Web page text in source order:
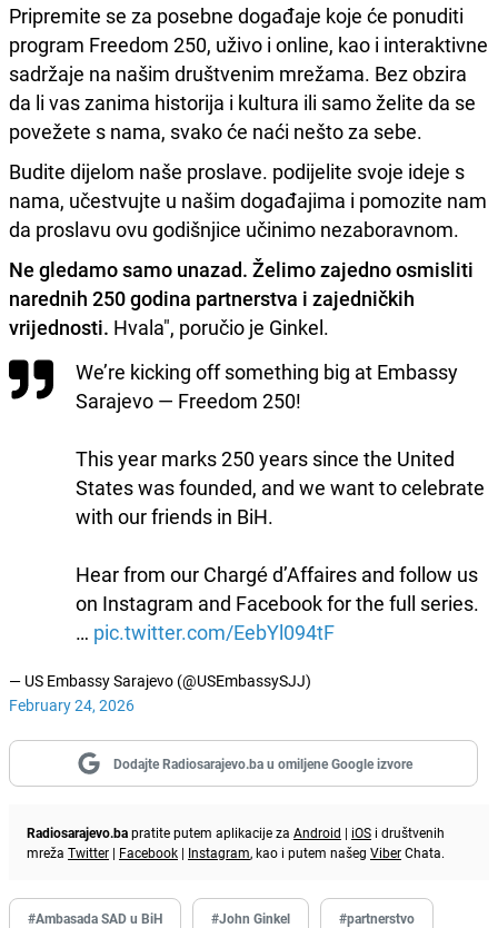
Pripremite se za posebne događaje koje će ponuditi
program Freedom 250, uživo i online, kao i interaktivne
sadržaje na našim društvenim mrežama. Bez obzira
da li vas zanima historija i kultura ili samo želite da se
povežete s nama, svako će naći nešto za sebe.
Budite dijelom naše proslave. podijelite svoje ideje s
nama, učestvujte u našim događajima i pomozite nam
da proslavu ovu godišnjice učinimo nezaboravnom.
Ne gledamo samo unazad. Želimo zajedno osmisliti
narednih 250 godina partnerstva i zajedničkih
vrijednosti. Hvala", poručio je Ginkel.
We’re kicking off something big at Embassy
Sarajevo — Freedom 250!
This year marks 250 years since the United
States was founded, and we want to celebrate
with our friends in BiH.
Hear from our Chargé d’Affaires and follow us
on Instagram and Facebook for the full series.
… pic.twitter.com/EebYl094tF
— US Embassy Sarajevo (@USEmbassySJJ)
February 24, 2026
Dodajte Radiosarajevo.ba u omiljene Google izvore
Radiosarajevo.bapratite putem aplikacije za Android | iOS i društvenih
mreža Twitter | Facebook | Instagram, kao i putem našeg ViberChata.
#Ambasada SAD u BiH #John Ginkel #partnerstvo